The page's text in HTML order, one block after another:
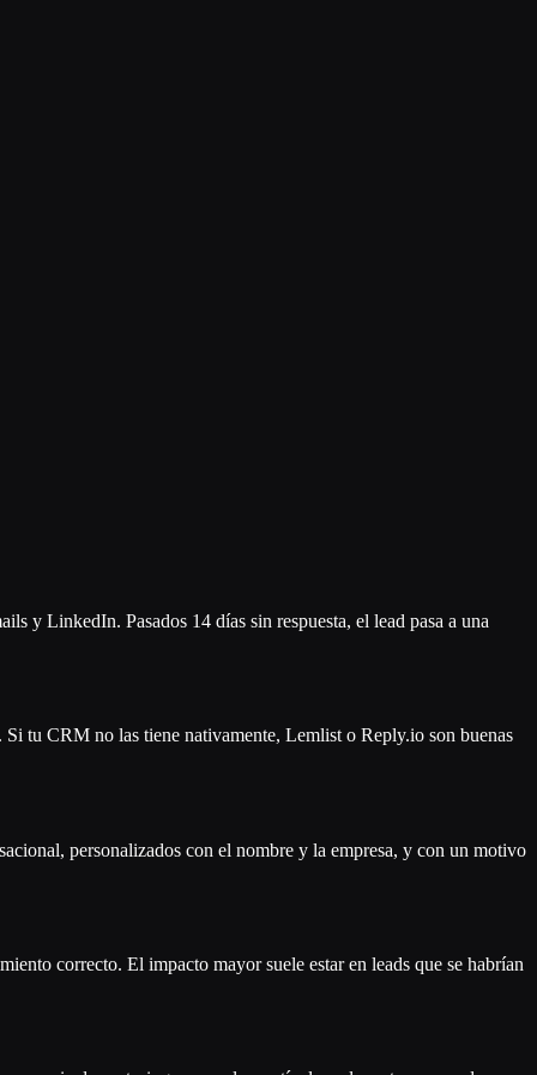
y LinkedIn. Pasados 14 días sin respuesta, el lead pasa a una
tu CRM no las tiene nativamente, Lemlist o Reply.io son buenas
personalizados con el nombre y la empresa, y con un motivo
correcto. El impacto mayor suele estar en leads que se habrían